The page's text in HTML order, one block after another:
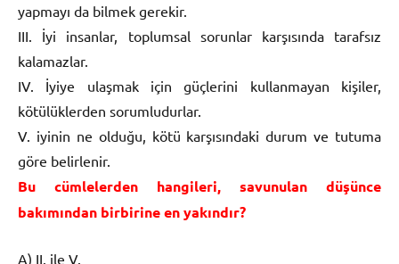
yapmayı da bilmek gerekir.
III. İyi insanlar, toplumsal sorunlar karşısında tarafsız
kalamazlar.
IV. İyiye ulaşmak için güçlerini kullanmayan kişiler,
kötülüklerden sorumludurlar.
V. iyinin ne olduğu, kötü karşısındaki durum ve tutuma
göre belirlenir.
Bu cümlelerden hangileri, savunulan düşünce
bakımından birbirine en yakındır?
A) II. ile V.